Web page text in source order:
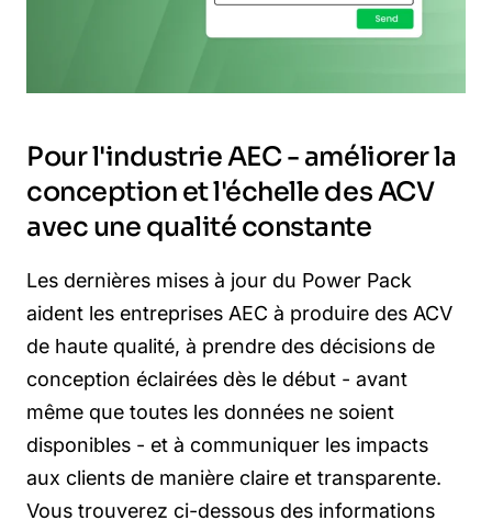
Pour l'industrie AEC - améliorer la
conception et l'échelle des ACV
avec une qualité constante
Les dernières mises à jour du Power Pack
aident les entreprises AEC à produire des ACV
de haute qualité, à prendre des décisions de
conception éclairées dès le début - avant
même que toutes les données ne soient
disponibles - et à communiquer les impacts
aux clients de manière claire et transparente.
Vous trouverez ci-dessous des informations